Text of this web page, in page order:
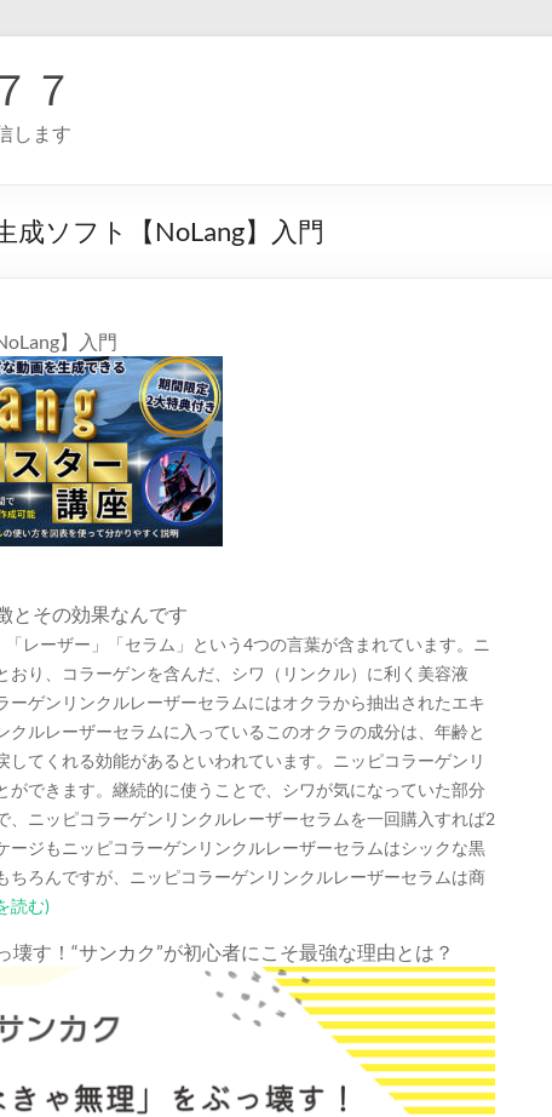
７
します
成ソフト【NoLang】入門
】入門
とその効果なんです
レーザー」「セラム」という4つの言葉が含まれています。ニ
り、コラーゲンを含んだ、シワ（リンクル）に利く美容液
ーゲンリンクルレーザーセラムにはオクラから抽出されたエキ
ルレーザーセラムに入っているこのオクラの成分は、年齢と
てくれる効能があるといわれています。ニッピコラーゲンリ
できます。継続的に使うことで、シワが気になっていた部分
ニッピコラーゲンリンクルレーザーセラムを一回購入すれば2
ジもニッピコラーゲンリンクルレーザーセラムはシックな黒
ろんですが、ニッピコラーゲンリンクルレーザーセラムは商
読む)
す！“サンカク”が初心者にこそ最強な理由とは？